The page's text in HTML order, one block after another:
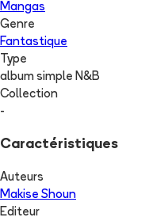
Mangas
Genre
Fantastique
Type
album simple N&B
Collection
-
Caractéristiques
Auteurs
Makise Shoun
Editeur